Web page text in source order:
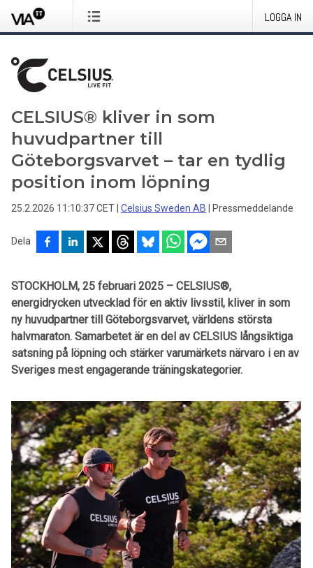
LOGGA IN
CELSIUS® kliver in som
huvudpartner till
Göteborgsvarvet – tar en tydlig
position inom löpning
25.2.2026 11:10:37 CET Celsius Sweden AB Pressmeddelande
Dela
STOCKHOLM, 25 februari 2025 – CELSIUS®,
energidrycken utvecklad för en aktiv livsstil, kliver in som
ny huvudpartner till Göteborgsvarvet, världens största
halvmaraton. Samarbetet är en del av CELSIUS långsiktiga
satsning på löpning och stärker varumärkets närvaro i en av
Sveriges mest engagerande träningskategorier.